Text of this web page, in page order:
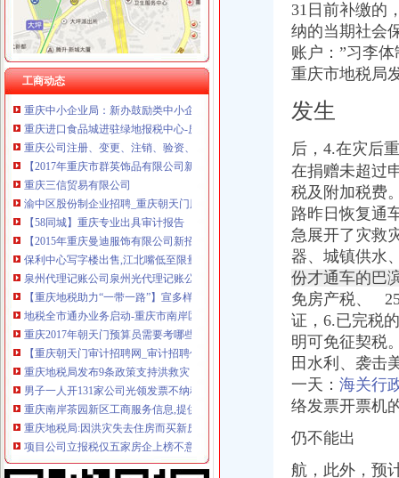
工商动态
【重庆朝天门审计招聘网_审计招聘信息】-重庆智联招聘
地税全市通办业务启动-重庆市南岸区人民
【58同城】重庆渝中朝天门工商注册_公司注册代理_代办注册公司价格
【重庆注册外资公司,重庆新注册外资公司信息】-今题重庆注册外
重庆中小企业局：新办鼓励类中小企业可享2年财政补贴-新华网重庆
重庆进口食品城进驻绿地报税中心-房产新闻-重庆搜狐焦点网
重庆公司注册、变更、注销、验资、财务记账一条龙服务-重庆58同城
【2017年重庆市群英饰品有限公司新招聘信息_电话_地址】-赶集网
重庆三信贸易有限公司
渝中区股份制企业招聘_重庆朝天门股份制企业招聘信息_求职找工作-
【58同城】重庆专业出具审计报告
【2015年重庆曼迪服饰有限公司新招聘信息_电话_地址】-赶集网
保利中心写字楼出售,江北嘴低至限量6套小88平起三桥之核区
泉州代理记账公司泉州光代理记账公司-泉州58同城
【重庆地税助力“一带一路”】宣多样化服务“零距离”重庆地税助
地税全市通办业务启动-重庆市南岸区人民
重庆2017年朝天门预算员需要考哪些证_志趣网
【重庆朝天门审计招聘网_审计招聘信息】-重庆智联招聘
重庆地税局发布9条政策支持洪救灾（图）_重庆频道_凤凰网
男子一人开131家公司光领发票不纳税虚开发票1亿多元-新华网重庆
重庆南岸茶园新区工商服务信息,提供新重庆南岸茶园新区财税服务
重庆地税局:因洪灾失去住房而买新房可免契税_新闻_腾讯网
项目公司立报税仅五家房企上榜不意外-房产新闻-重庆搜狐焦点网
新11月重庆市会计服务产品生产销售企业黄页数据库.xls-企业管理资
重庆两江夜景游船【朝天门号】超豪华五星游船_欣欣旅游网
31日前补缴的
纳的当期社会
账户：”习李体
重庆市地税局
发生
后，4.在灾后
在捐赠未超过
税及附加税费
路昨日恢复通
急展开了灾救
器、城镇供水
份才通车的巴
免房产税、
证， 6.已完税
明可免征契税
田水利、袭击
一天： 海关行
络发票开票机
仍不能出
航，此外，预